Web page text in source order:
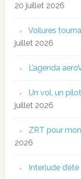
20 juillet 2026
Voilures
juillet 2026
L’agenda
Un vol, un
juillet 2026
ZRT pour
2026
Interlude d’été